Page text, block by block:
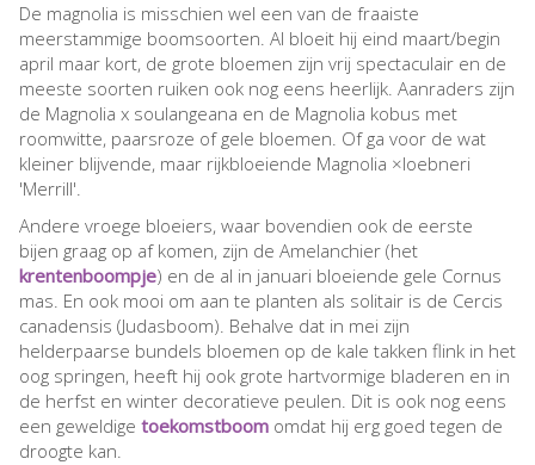
De magnolia is misschien wel een van de fraaiste
meerstammige boomsoorten. Al bloeit hij eind maart/begin
april maar kort, de grote bloemen zijn vrij spectaculair en de
meeste soorten ruiken ook nog eens heerlijk. Aanraders zijn
de Magnolia x soulangeana en de Magnolia kobus met
roomwitte, paarsroze of gele bloemen. Of ga voor de wat
kleiner blijvende, maar rijkbloeiende Magnolia ×loebneri
'Merrill'.
Andere vroege bloeiers, waar bovendien ook de eerste
bijen graag op af komen, zijn de Amelanchier (het
krentenboompje) en de al in januari bloeiende gele Cornus
mas. En ook mooi om aan te planten als solitair is de Cercis
canadensis (Judasboom). Behalve dat in mei zijn
helderpaarse bundels bloemen op de kale takken flink in het
oog springen, heeft hij ook grote hartvormige bladeren en in
de herfst en winter decoratieve peulen. Dit is ook nog eens
een geweldige toekomstboom omdat hij erg goed tegen de
droogte kan.